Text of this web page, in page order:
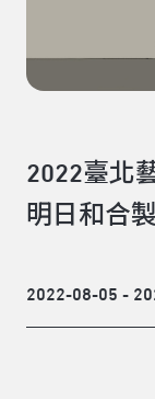
2022臺北
明日和合
2022-08-05 -